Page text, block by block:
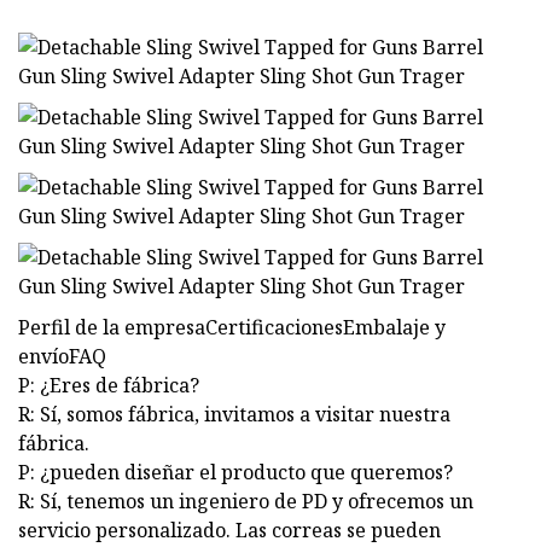
Perfil de la empresaCertificacionesEmbalaje y
envíoFAQ
P: ¿Eres de fábrica?
R: Sí, somos fábrica, invitamos a visitar nuestra
fábrica.
P: ¿pueden diseñar el producto que queremos?
R: Sí, tenemos un ingeniero de PD y ofrecemos un
servicio personalizado. Las correas se pueden